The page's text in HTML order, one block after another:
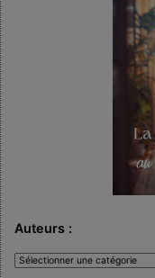
Auteurs :
Auteurs